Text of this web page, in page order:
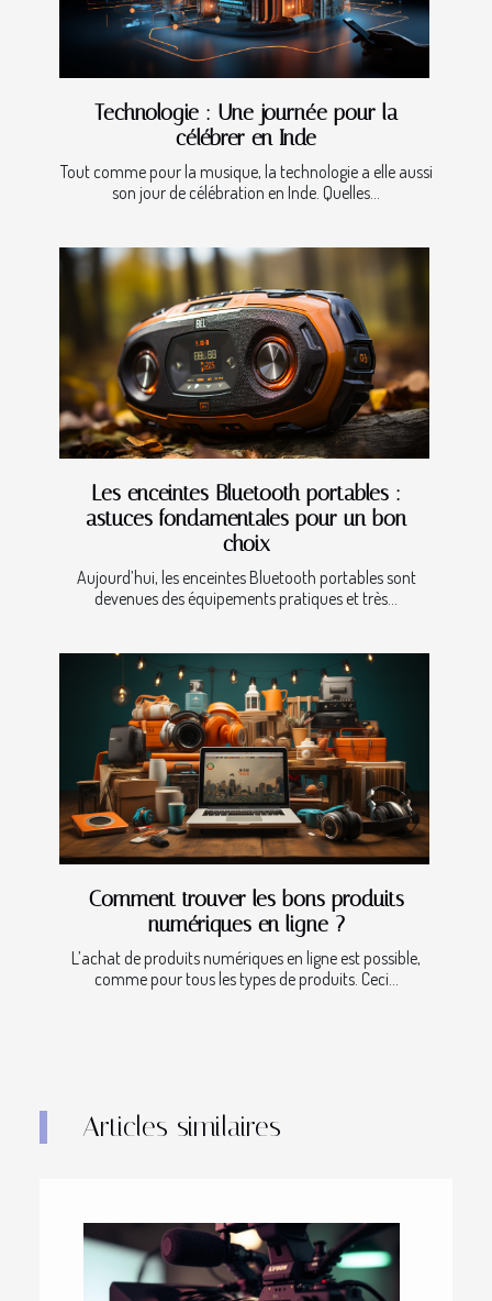
Technologie : Une journée pour la
célébrer en Inde
Tout comme pour la musique, la technologie a elle aussi
son jour de célébration en Inde. Quelles...
Les enceintes Bluetooth portables :
astuces fondamentales pour un bon
choix
Aujourd’hui, les enceintes Bluetooth portables sont
devenues des équipements pratiques et très...
Comment trouver les bons produits
numériques en ligne ?
L’achat de produits numériques en ligne est possible,
comme pour tous les types de produits. Ceci...
Articles similaires